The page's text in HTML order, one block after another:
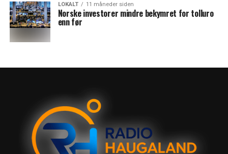
LOKALT 11 måneder siden
Norske investorer mindre bekymret for tolluro
enn før